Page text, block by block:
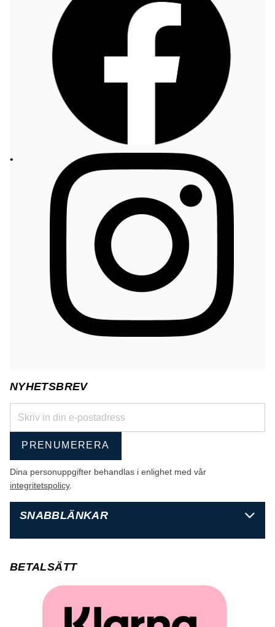
NYHETSBREV
PRENUMERERA
Dina personuppgifter behandlas i enlighet med vår
integritetspolicy.
SNABBLÄNKAR
BETALSÄTT